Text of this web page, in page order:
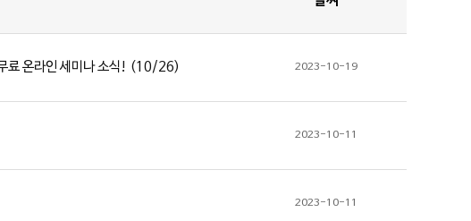
무료 온라인 세미나 소식! (10/26) 2023-10-19
2023-10-11
2023-10-11